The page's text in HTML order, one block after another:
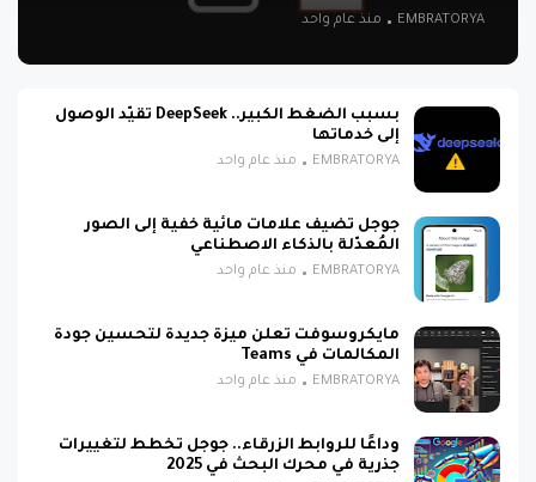
EMBRATORYA منذ عام واحد
بسبب الضغط الكبير.. DeepSeek تقيّد الوصول
إلى خدماتها
EMBRATORYA منذ عام واحد
جوجل تضيف علامات مائية خفية إلى الصور
المُعدّلة بالذكاء الاصطناعي
EMBRATORYA منذ عام واحد
مايكروسوفت تعلن ميزة جديدة لتحسين جودة
المكالمات في Teams
EMBRATORYA منذ عام واحد
وداعًا للروابط الزرقاء.. جوجل تخطط لتغييرات
جذرية في محرك البحث في 2025